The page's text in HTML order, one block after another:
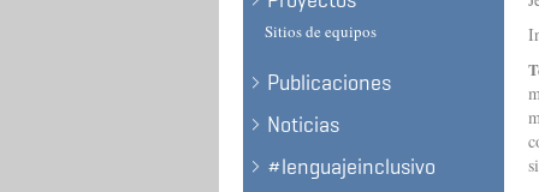
Sitios de equipos
Publicaciones
Noticias
#lenguajeinclusivo